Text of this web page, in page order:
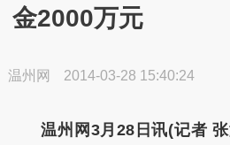
金2000万元
温州网 2014-03-28 15:40:24
温州网3月28日讯(记者